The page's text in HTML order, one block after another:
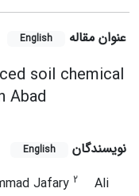
عنوان مقاله English
soil chemical
Abad
نویسندگان English
Jafary 2
Ali